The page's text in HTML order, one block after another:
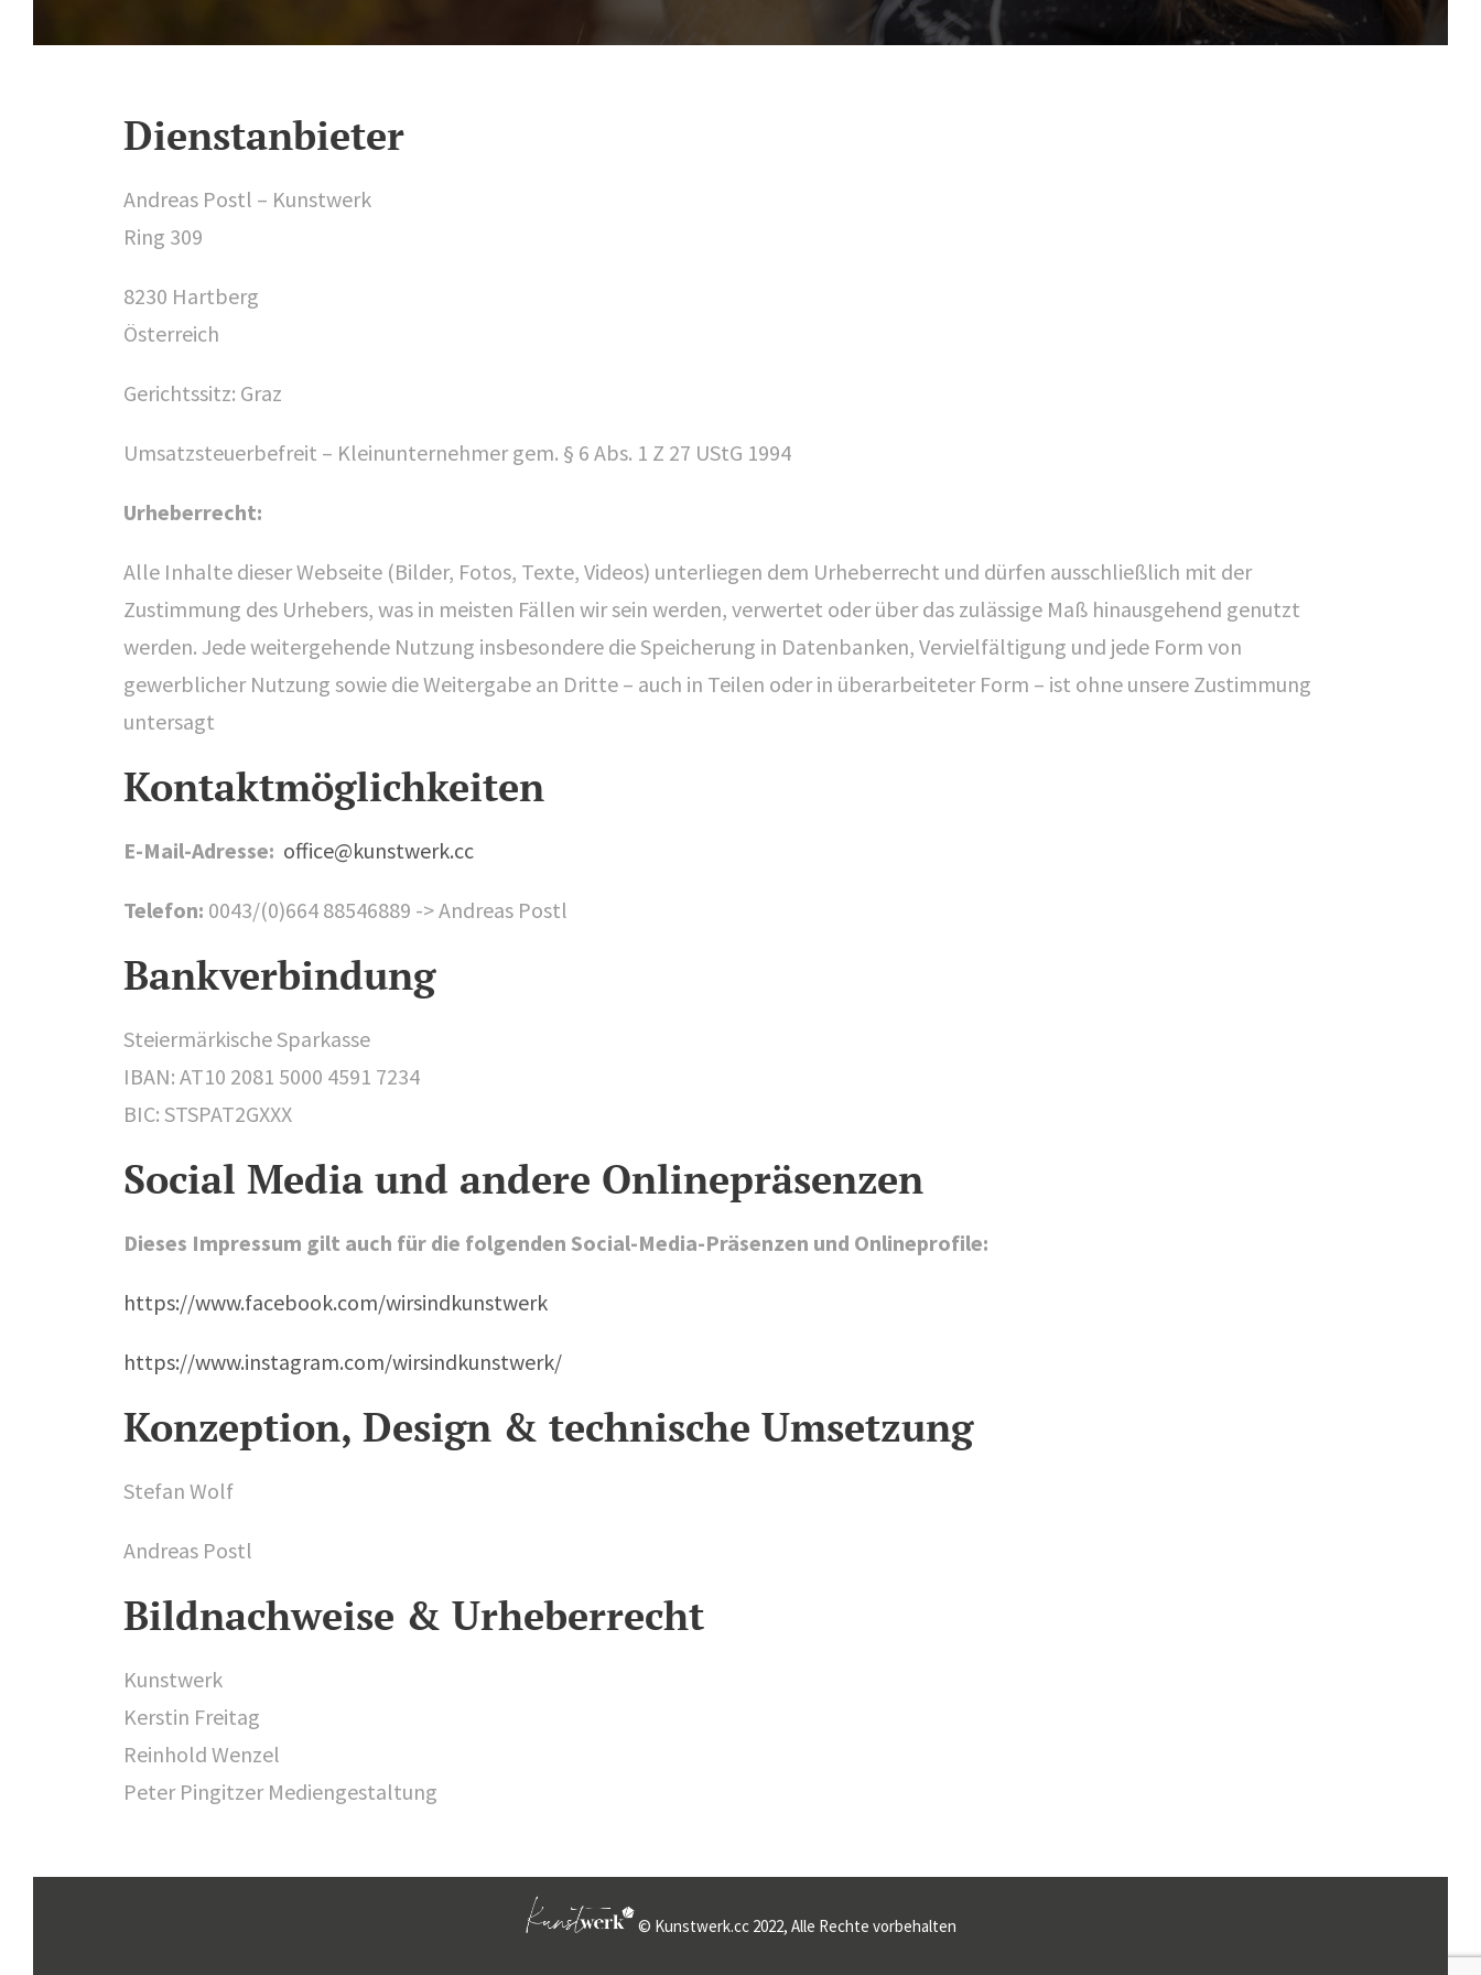
Dienstanbieter
Andreas Postl – Kunstwerk
Ring 309
8230 Hartberg
Österreich
Gerichtssitz: Graz
Umsatzsteuerbefreit – Kleinunternehmer gem. § 6 Abs. 1 Z 27 UStG 1994
Urheberrecht:
Alle Inhalte dieser Webseite (Bilder, Fotos, Texte, Videos) unterliegen dem Urheberrecht und dürfen ausschließlich mit der
Zustimmung des Urhebers, was in meisten Fällen wir sein werden, verwertet oder über das zulässige Maß hinausgehend genutzt
werden. Jede weitergehende Nutzung insbesondere die Speicherung in Datenbanken, Vervielfältigung und jede Form von
gewerblicher Nutzung sowie die Weitergabe an Dritte – auch in Teilen oder in überarbeiteter Form – ist ohne unsere Zustimmung
untersagt
Kontaktmöglichkeiten
E-Mail-Adresse: office@kunstwerk.cc
Telefon: 0043/(0)664 88546889 -> Andreas Postl
Bankverbindung
Steiermärkische Sparkasse
IBAN: AT10 2081 5000 4591 7234
BIC: STSPAT2GXXX
Social Media und andere Onlinepräsenzen
Dieses Impressum gilt auch für die folgenden Social-Media-Präsenzen und Onlineprofile:
https://www.facebook.com/wirsindkunstwerk
https://www.instagram.com/wirsindkunstwerk/
Konzeption, Design & technische Umsetzung
Stefan Wolf
Andreas Postl
Bildnachweise & Urheberrecht
Kunstwerk
Kerstin Freitag
Reinhold Wenzel
Peter Pingitzer Mediengestaltung
© Kunstwerk.cc 2022, Alle Rechte vorbehalten